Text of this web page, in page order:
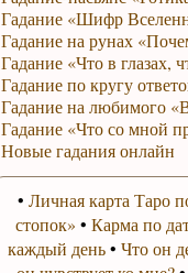
Гадание «Шифр
Гадание на рунах
Гадание «Что в глазах,
Гадание по кругу
Гадание на любимого
Гадание «Что со мной
Новые гадания онлайн
• Личная карта Таро
стопок» • Карма по
каждый день• Что он